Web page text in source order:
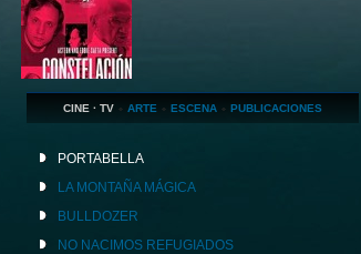
CINE · TV ARTE ESCENA PUBLICACIONES
PORTABELLA
LA MONTAÑA MÁGICA
BULLDOZER
NO NACIMOS REFUGIADOS